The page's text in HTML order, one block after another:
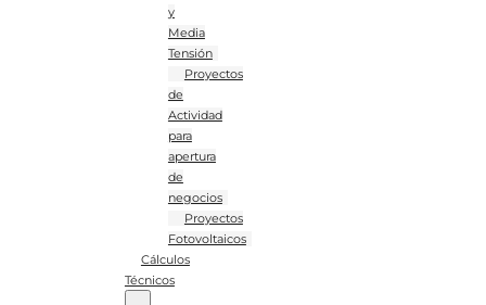
y
Media
Tensión
Proyectos
de
Actividad
para
apertura
de
negocios
Proyectos
Fotovoltaicos
Cálculos
Técnicos